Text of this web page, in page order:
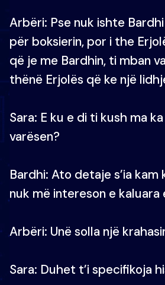
Arbëri: Pse nuk ishte
për boksierin, por i the
që je me Bardhin, ti mban
thënë Erjolës që ke një
Sara: E ku e di ti kush ma
varësen?
Bardhi: Ato detaje s’ia
nuk më intereson e kaluara
Arbëri: Unë solla një
Sara: Duhet t’i specifikoja